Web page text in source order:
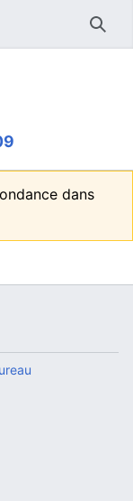
dans